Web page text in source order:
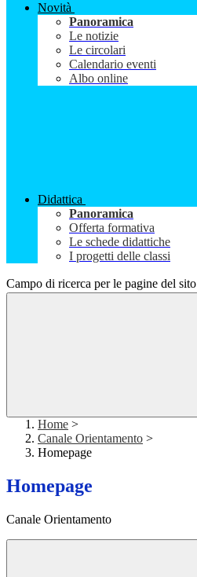
Novità
Panoramica
Le notizie
Le circolari
Calendario eventi
Albo online
Didattica
Panoramica
Offerta formativa
Le schede didattiche
I progetti delle classi
Campo di ricerca per le pagine del sito
Home >
Canale Orientamento >
Homepage
Homepage
Canale Orientamento